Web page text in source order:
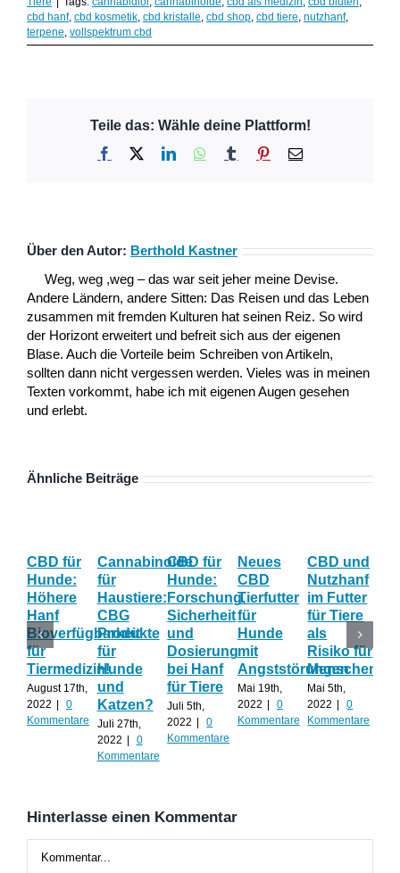
cbd hanf, cbd kosmetik, cbd kristalle, cbd shop, cbd tiere, nutzhanf,
terpene, vollspektrum cbd
Teile das: Wähle deine Plattform!
Facebook LinkedInWhatsApp
Tumblr Pinterest
E-
Über den Autor: Berthold Kastner
Weg, weg ,weg – das war seit jeher meine Devise.
Andere Ländern, andere Sitten: Das Reisen und das Leben
zusammen mit fremden Kulturen hat seinen Reiz. So wird
der Horizont erweitert und befreit sich aus der eigenen
Blase. Auch die Vorteile beim Schreiben von Artikeln,
sollten dann nicht vergessen werden. Vieles was in meinen
Texten vorkommt, habe ich mit eigenen Augen gesehen
und erlebt.
Ähnliche Beiträge
CBD für
Hunde:
Höhere
Hanf
Bioverfügbarkeit
für
Tiermedizin!
August 17th,
2022
0
Kommentare
Cannabinoide
für
Haustiere:
CBG
Produkte
für
Hunde
und
Katzen?
Juli 27th,
2022
0
Kommentare
CBD für
Hunde:
Forschung,
Sicherheit
und
Dosierung
bei Hanf
für Tiere
Juli 5th,
2022
0
Kommentare
Neues
CBD
Tierfutter
für
Hunde
mit
Angststörungen
Mai 19th,
2022
0
Kommentare
CBD und
Nutzhanf
im Futter
für Tiere
als
Risiko für
Menschen?
Mai 5th,
2022
0
Kommentare
Hinterlasse einen Kommentar